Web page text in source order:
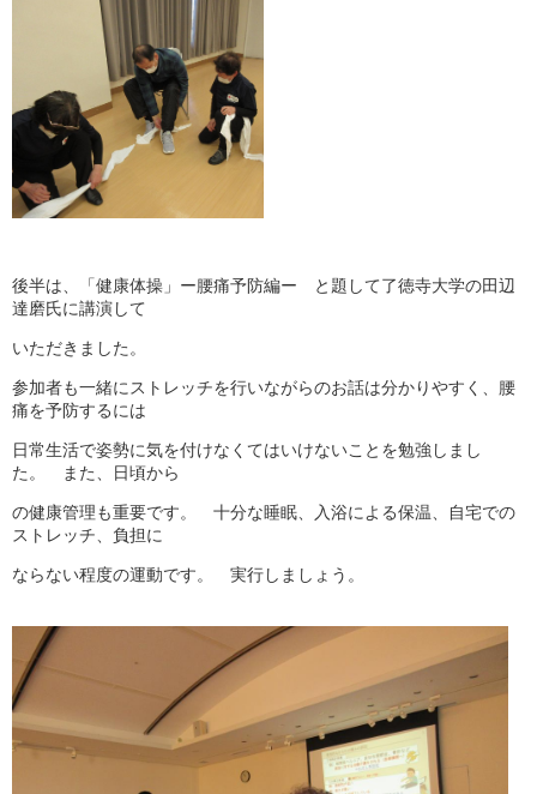
後半は、「健康体操」ー腰痛予防編ー と題して了徳寺大学の田辺
達磨氏に講演して
いただきました。
参加者も一緒にストレッチを行いながらのお話は分かりやすく、腰
痛を予防するには
日常生活で姿勢に気を付けなくてはいけないことを勉強しまし
た。 また、日頃から
の健康管理も重要です。 十分な睡眠、入浴による保温、自宅での
ストレッチ、負担に
ならない程度の運動です。 実行しましょう。